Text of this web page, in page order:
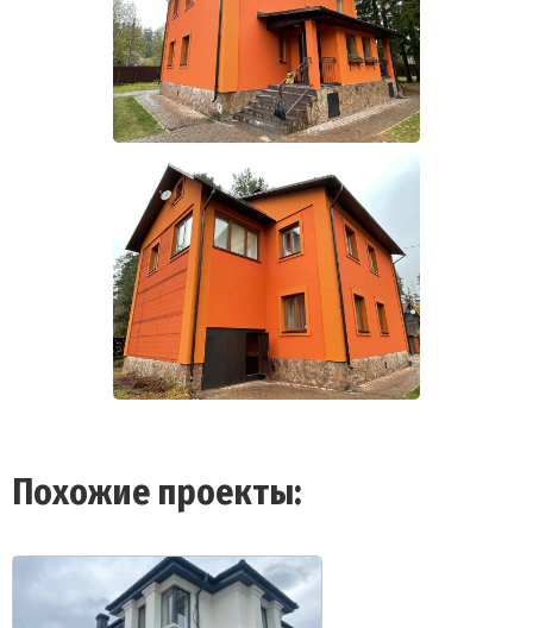
Похожие проекты: